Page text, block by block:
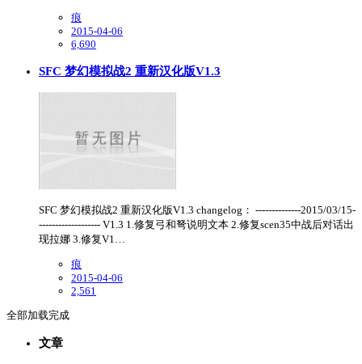
痕
2015-04-06
6,690
SFC 梦幻模拟战2 重新汉化版V1.3
SFC 梦幻模拟战2 重新汉化版V1.3 changelog： --------------2015/03/15-
------------------- V1.3 1.修复弓和弩说明文本 2.修复scen35中战后对话出
现拉娜 3.修复V1…
痕
2015-04-06
2,561
全部加载完成
文章